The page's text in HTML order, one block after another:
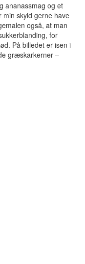
ananassmag og et
min skyld gerne have
også, at man
for
På billedet er isen i
græskarkerner –